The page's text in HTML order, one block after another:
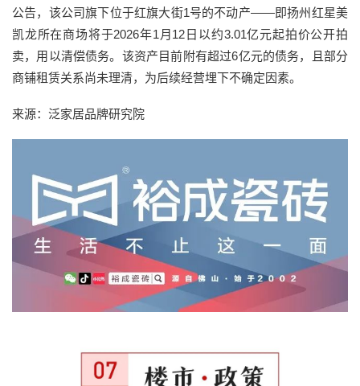
公告，该公司旗下位于红旗大街1号的不动产——即扬州红星美
凯龙所在商场将于2026年1月12日以约3.01亿元起拍价公开拍
卖，用以清偿债务。该资产目前附有超过6亿元的债务，且部分
商铺租赁关系尚未理清，为后续经营埋下不确定因素。
来源：泛家居品牌研究院